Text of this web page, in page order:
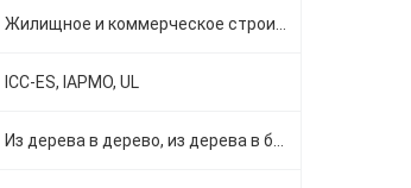
ICC-ES, IAPMO, UL